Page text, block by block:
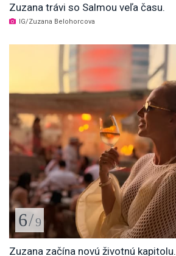
Zuzana trávi so Salmou veľa času.
IG/Zuzana Belohorcova
6/9
Zuzana začína novú životnú kapitolu.